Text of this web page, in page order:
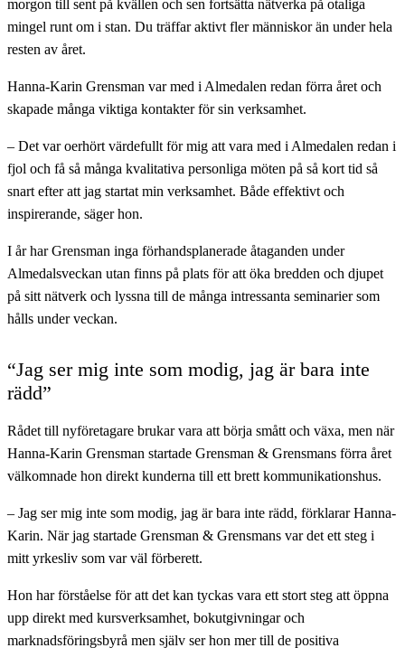
morgon till sent på kvällen och sen fortsätta nätverka på otaliga
mingel runt om i stan. Du träffar aktivt fler människor än under hela
resten av året.
Hanna-Karin Grensman var med i Almedalen redan förra året och
skapade många viktiga kontakter för sin verksamhet.
– Det var oerhört värdefullt för mig att vara med i Almedalen redan i
fjol och få så många kvalitativa personliga möten på så kort tid så
snart efter att jag startat min verksamhet. Både effektivt och
inspirerande, säger hon.
I år har Grensman inga förhandsplanerade åtaganden under
Almedalsveckan utan finns på plats för att öka bredden och djupet
på sitt nätverk och lyssna till de många intressanta seminarier som
hålls under veckan.
“Jag ser mig inte som modig, jag är bara inte
rädd”
Rådet till nyföretagare brukar vara att börja smått och växa, men när
Hanna-Karin Grensman startade Grensman & Grensmans förra året
välkomnade hon direkt kunderna till ett brett kommunikationshus.
– Jag ser mig inte som modig, jag är bara inte rädd, förklarar Hanna-
Karin. När jag startade Grensman & Grensmans var det ett steg i
mitt yrkesliv som var väl förberett.
Hon har förståelse för att det kan tyckas vara ett stort steg att öppna
upp direkt med kursverksamhet, bokutgivningar och
marknadsföringsbyrå men själv ser hon mer till de positiva